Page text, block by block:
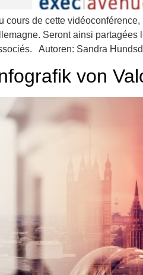
cours de cette
Seront ainsi partagées
Autoren: Sandra
von